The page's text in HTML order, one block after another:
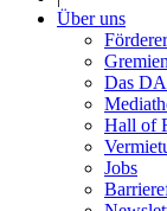
Über uns
Gremien
Das
Hall of
Jobs